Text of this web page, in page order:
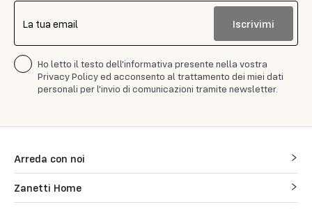
La tua email Iscrivimi
Ho letto il testo dell'informativa presente nella vostra
Privacy Policy ed acconsento al trattamento dei miei dati
personali per l'invio di comunicazioni tramite newsletter.
Arreda con noi
Zanetti Home